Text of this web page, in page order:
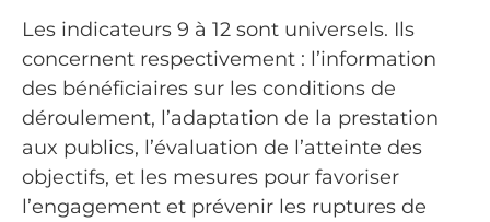
Les indicateurs 9 à 12 sont universels. Ils
concernent respectivement : l’information
des bénéficiaires sur les conditions de
déroulement, l’adaptation de la prestation
aux publics, l’évaluation de l’atteinte des
objectifs, et les mesures pour favoriser
l’engagement et prévenir les ruptures de